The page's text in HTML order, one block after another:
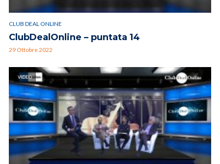
CLUB DEAL ONLINE
ClubDealOnline – puntata 14
29 Ottobre 2022
VIDEO